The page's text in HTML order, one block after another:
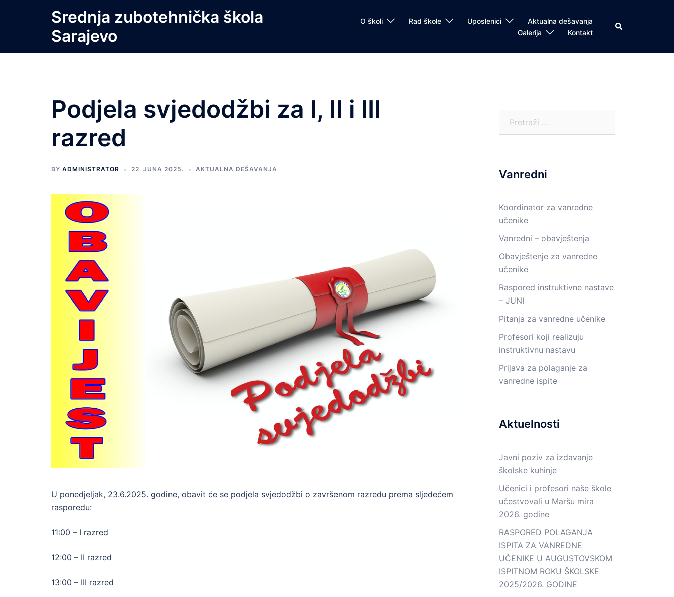
Srednja zubotehnička škola
Sarajevo
O školi Rad škole Uposlenici
Aktualna dešavanja
Galerija
Kontakt
Search
Podjela svjedodžbi za I, II i III
razred
BY ADMINISTRATOR 22. JUNA 2025. AKTUALNA DEŠAVANJA
U ponedjeljak, 23.6.2025. godine, obavit će se podjela svjedodžbi o završenom razredu prema sljedećem
rasporedu:
11:00 – I razred
12:00 – II razred
13:00 – III razred
Vanredni
Koordinator za vanredne
učenike
Vanredni – obavještenja
Obavještenje za vanredne
učenike
Raspored instruktivne nastave
– JUNI
Pitanja za vanredne učenike
Profesori koji realizuju
instruktivnu nastavu
Prijava za polaganje za
vanredne ispite
Aktuelnosti
Javni poziv za izdavanje
školske kuhinje
Učenici i profesori naše škole
učestvovali u Maršu mira
2026. godine
RASPORED POLAGANJA
ISPITA ZA VANREDNE
UČENIKE U AUGUSTOVSKOM
ISPITNOM ROKU ŠKOLSKE
2025/2026. GODINE